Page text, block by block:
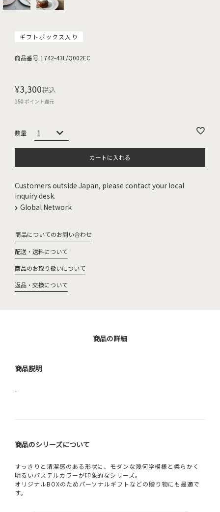
ギフトボックス入り
商品番号 1742-43L/Q002EC
¥3,300税込
150ポイント還元
カートに入れる
Customers outside Japan, please contact your local
inquiry desk.
Global Network
商品についてのお問い合わせ
配送・送料について
商品のお取り扱いについて
返品・交換について
商品の詳細
商品説明
-
商品のシリーズについて
すっきりと清潔感のある形状に、モダンな幾何学模様と柔らかく
明るいパステルカラーが印象的なシリーズ。
オリジナルBOXのためパーソナルギフトなどの贈り物にも最適で
す。